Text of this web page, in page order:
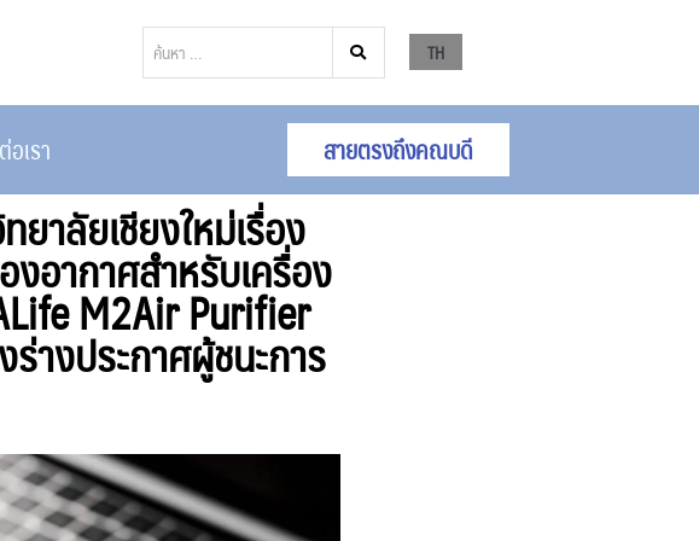
TH
เรา สายตรงถึงคณบดี
าลัยเชียงใหม่เรื่อง
อากาศสำหรับเครื่อง
M2Air Purifier
ร่างประกาศผู้ชนะการ